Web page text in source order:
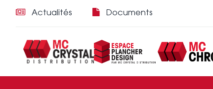
Actualités Documents